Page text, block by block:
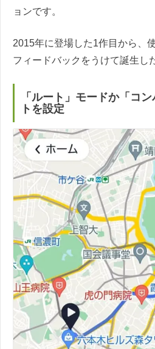
ョンです。
2015年に登場した1作目から、
フィードバックをうけて誕生し
「ルート」モードか「コ
トを設定